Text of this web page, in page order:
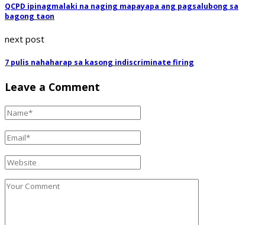
QCPD ipinagmalaki na naging mapayapa ang pagsalubong sa
bagong taon
next post
7 pulis nahaharap sa kasong indiscriminate firing
Leave a Comment